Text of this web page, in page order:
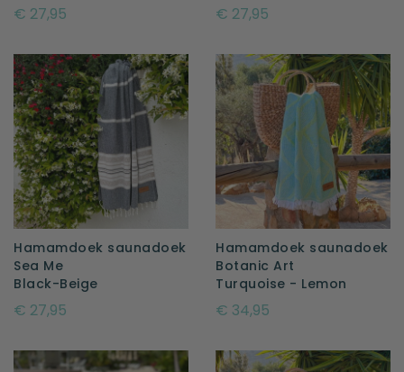
€ 27,95 € 27,95
Hamamdoek saunadoek
Sea Me
Black-Beige
€ 27,95
Hamamdoek saunadoek
Botanic Art
Turquoise - Lemon
€ 34,95